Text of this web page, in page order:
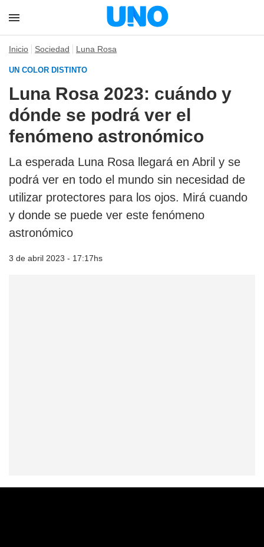
Inicio Sociedad Luna Rosa
UN COLOR DISTINTO
Luna Rosa 2023: cuándo y
dónde se podrá ver el
fenómeno astronómico
La esperada Luna Rosa llegará en Abril y se
podrá ver en todo el mundo sin necesidad de
utilizar protectores para los ojos. Mirá cuando
y donde se puede ver este fenómeno
astronómico
3 de abril 2023 - 17:17hs